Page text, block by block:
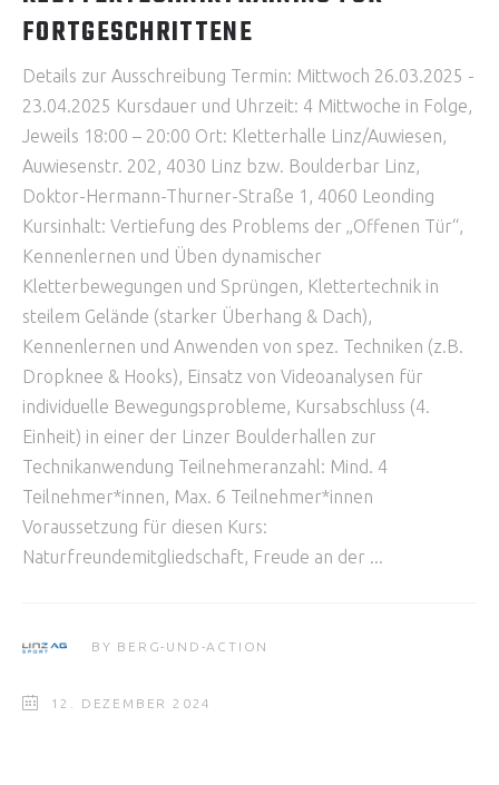
FORTGESCHRITTENE
Details zur Ausschreibung Termin: Mittwoch 26.03.2025 -
23.04.2025 Kursdauer und Uhrzeit: 4 Mittwoche in Folge,
Jeweils 18:00 – 20:00 Ort: Kletterhalle Linz/Auwiesen,
Auwiesenstr. 202, 4030 Linz bzw. Boulderbar Linz,
Doktor-Hermann-Thurner-Straße 1, 4060 Leonding
Kursinhalt: Vertiefung des Problems der „Offenen Tür“,
Kennenlernen und Üben dynamischer
Kletterbewegungen und Sprüngen, Klettertechnik in
steilem Gelände (starker Überhang & Dach),
Kennenlernen und Anwenden von spez. Techniken (z.B.
Dropknee & Hooks), Einsatz von Videoanalysen für
individuelle Bewegungsprobleme, Kursabschluss (4.
Einheit) in einer der Linzer Boulderhallen zur
Technikanwendung Teilnehmeranzahl: Mind. 4
Teilnehmer*innen, Max. 6 Teilnehmer*innen
Voraussetzung für diesen Kurs:
Naturfreundemitgliedschaft, Freude an der
BY BERG-UND-ACTION
12. DEZEMBER 2024